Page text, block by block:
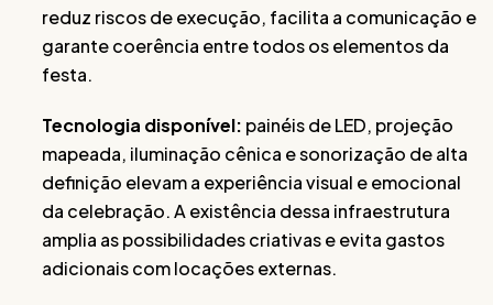
reduz riscos de execução, facilita a comunicação e
garante coerência entre todos os elementos da
festa.
Tecnologia disponível: painéis de LED, projeção
mapeada, iluminação cênica e sonorização de alta
definição elevam a experiência visual e emocional
da celebração. A existência dessa infraestrutura
amplia as possibilidades criativas e evita gastos
adicionais com locações externas.